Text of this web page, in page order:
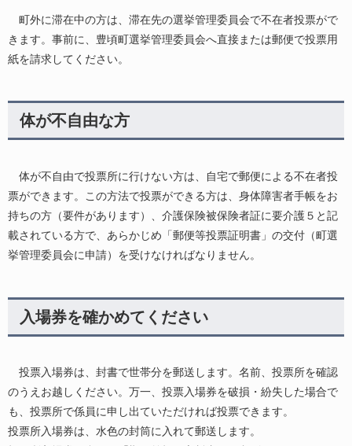
町外に滞在中の方は、滞在先の選挙管理委員会で不在者投票がで
きます。事前に、豊頃町選挙管理委員会へ直接または郵便で投票用
紙を請求してください。
体が不自由な方
体が不自由で投票所に行けない方は、自宅で郵便による不在者投
票ができます。この方法で投票ができる方は、身体障害者手帳をお
持ちの方（要件があります）、介護保険被保険者証に要介護５と記
載されている方で、あらかじめ「郵便等投票証明書」の交付（町選
挙管理委員会に申請）を受けなければなりません。
入場券を確かめてください
投票入場券は、封書で世帯分を郵送します。名前、投票所を確認
のうえお越しください。万一、投票入場券を破損・紛失した場合で
も、投票所で係員に申し出ていただければ投票できます。
投票所入場券は、水色の封筒に入れて郵送します。